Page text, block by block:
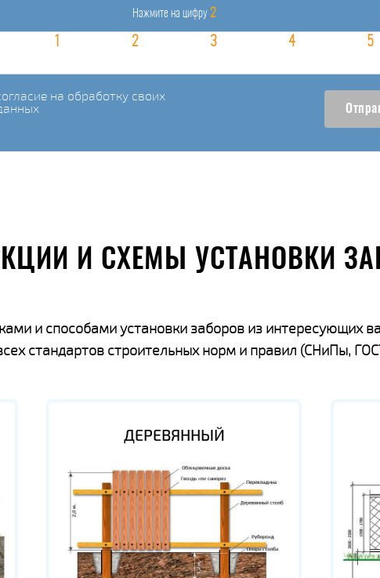
Нажмите на цифру 2
на обработку своих
И СХЕМЫ УСТАНОВКИ
и способами установки заборов из интересующих
стандартов строительных норм и правил (СНиПы,
ДЕРЕВЯННЫЙ